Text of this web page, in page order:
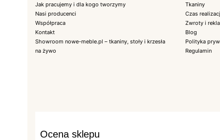
Jak pracujemy i dla kogo tworzymy
Nasi producenci
Współpraca
Kontakt
Showroom nowe-meble.pl – tkaniny, stoły i krzesła
na żywo
Tkaniny
Czas
Zwroty i
Blog
Polityka
Regulamin
Ocena sklepu